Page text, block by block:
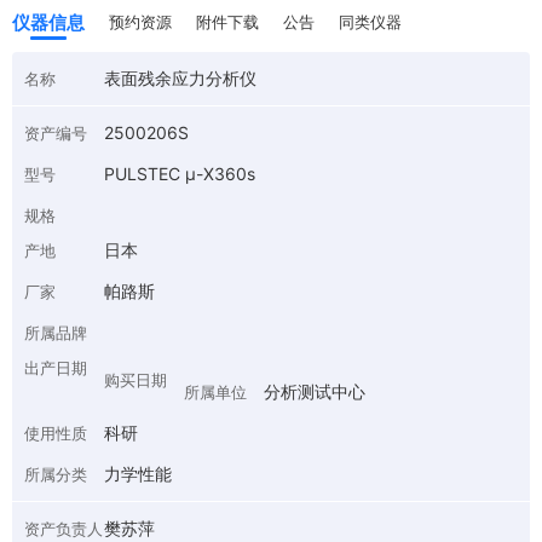
仪器信息 预约资源 附件下载 公告 同类仪器
名称 表面残余应力分析仪
资产编号 2500206S
型号 PULSTEC μ-X360s
规格
产地
日本
厂家 帕路斯
所属品牌
出产日期
购买日期
所属单位 分析测试中心
使用性质 科研
所属分类 力学性能
资产负责人 樊苏萍